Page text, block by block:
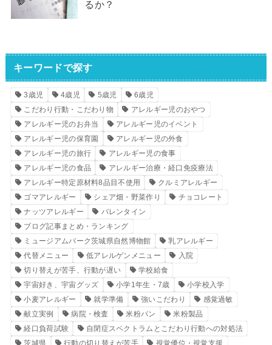
るか？
キーワードで探す
3歳児 4歳児 5歳児
6歳児
こだわり行動・こだわり物
アレルギー児のおやつ
アレルギー児のお弁当
アレルギー児のイベント
アレルギー児の保育園
アレルギー児の外食
アレルギー児の旅行
アレルギー児の食事
アレルギー児の食品
アレルギー治療・経口免疫療法
アレルギー特定原材料8品目不使用
クルミアレルギー
ゴマアレルギー
シェア畑・野菜作り
チョコレート
ナッツアレルギー
バレンタイン
ブログ記事まとめ・ランキング
ミュージアムパーク茨城県自然博物館
乳アレルギー
代替メニュー
低アレルゲンメニュー
入院
切り替えが苦手、行動が遅い
学校給食
宇宙好き、宇宙グッズ
小学1年生・7歳
小学校入学
小麦アレルギー
就学準備 強いこだわり
感覚過敏
献立実例
病院・検査 米粉パン
米粉製品
経口負荷試験
自閉症スペクトラムとこだわり行動への対処法
茨城県
行動の切り替えが苦手 視覚優位・視覚支援